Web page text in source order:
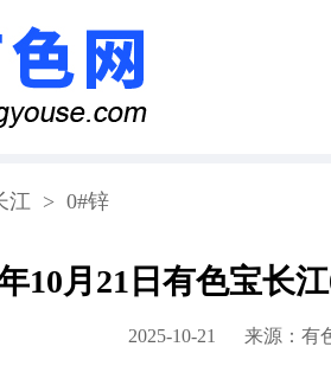
江 > 0#锌
10月21日有色宝长
2025-10-21 来源： 有